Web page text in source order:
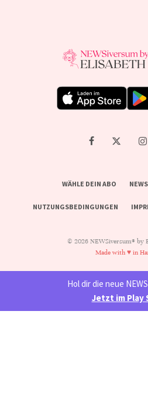
WÄHLE DEIN ABO
NUTZUNGSBEDINGUNGEN
© 2026 NEWSiversum® by
Made with ♥ in
Hol dir die neue
Jetzt im Play